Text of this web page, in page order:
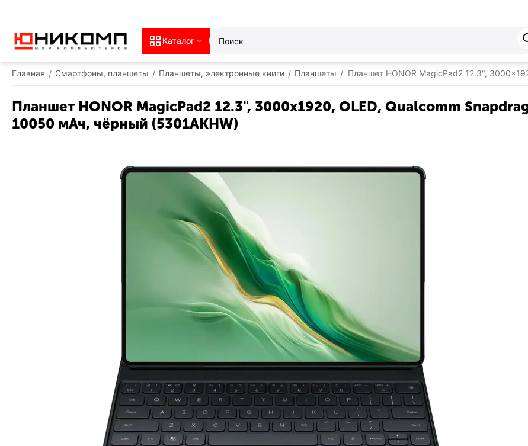
Каталог
Главная / Смартфоны, планшеты / Планшеты, электронные книги / Планшеты / Планшет HONOR MagicPad2 12.3",
Планшет HONOR MagicPad2 12.3", 3000x1920, OLED, Qualcomm
10050 мАч, чёрный (5301AKHW)